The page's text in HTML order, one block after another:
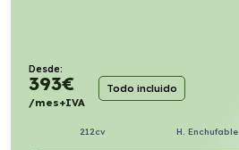
Desde:
393€
/mes+IVA
Todo incluido
212cv H. Enchufable